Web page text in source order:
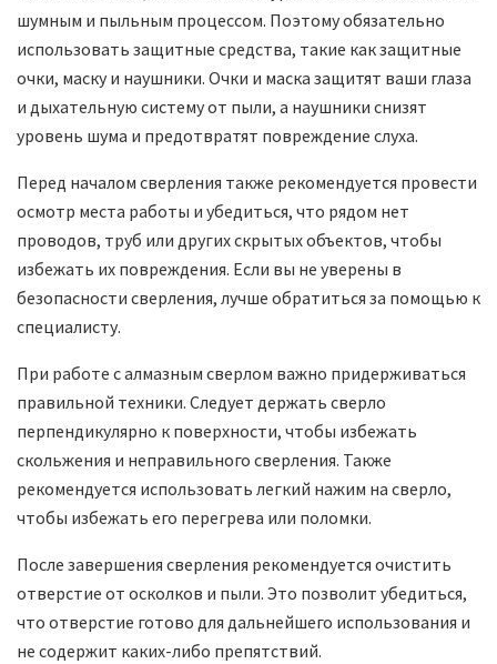
шумным и пыльным процессом. Поэтому обязательно
использовать защитные средства, такие как защитные
очки, маску и наушники. Очки и маска защитят ваши глаза
и дыхательную систему от пыли, а наушники снизят
уровень шума и предотвратят повреждение слуха.
Перед началом сверления также рекомендуется провести
осмотр места работы и убедиться, что рядом нет
проводов, труб или других скрытых объектов, чтобы
избежать их повреждения. Если вы не уверены в
безопасности сверления, лучше обратиться за помощью к
специалисту.
При работе с алмазным сверлом важно придерживаться
правильной техники. Следует держать сверло
перпендикулярно к поверхности, чтобы избежать
скольжения и неправильного сверления. Также
рекомендуется использовать легкий нажим на сверло,
чтобы избежать его перегрева или поломки.
После завершения сверления рекомендуется очистить
отверстие от осколков и пыли. Это позволит убедиться,
что отверстие готово для дальнейшего использования и
не содержит каких-либо препятствий.